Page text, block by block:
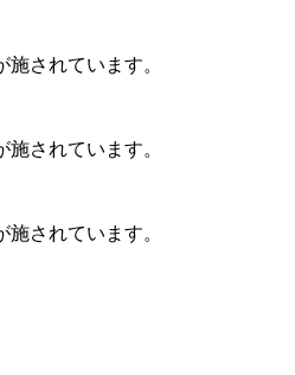
されています。
されています。
されています。